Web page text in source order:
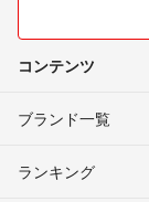
コンテンツ
ブランド一覧
ランキング